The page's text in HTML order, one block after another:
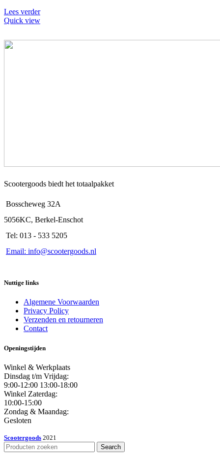
Lees verder
Quick view
Scootergoods biedt het totaalpakket
Bosscheweg 32A
5056KC, Berkel-Enschot
Tel: 013 - 533 5205
Email: info@scootergoods.nl
Nuttige links
Algemene Voorwaarden
Privacy Policy
Verzenden en retourneren
Contact
Openingstijden
Winkel & Werkplaats
Dinsdag t/m Vrijdag:
9:00-12:00 13:00-18:00
Winkel Zaterdag:
10:00-15:00
Zondag & Maandag:
Gesloten
Scootergoods 2021
Search